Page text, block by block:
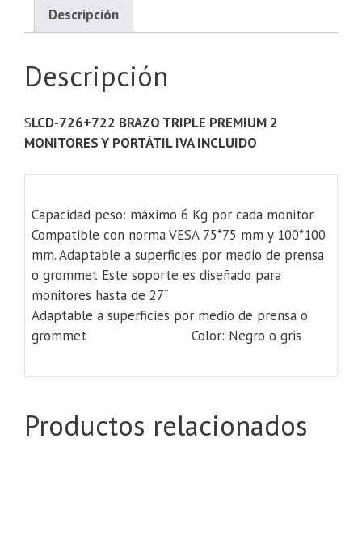
Descripción
Descripción
SLCD-726+722 BRAZO TRIPLE PREMIUM 2
MONITORES Y PORTÁTIL IVA INCLUIDO
Capacidad peso: máximo 6 Kg por cada monitor.
Compatible con norma VESA 75*75 mm y 100*100
mm. Adaptable a superficies por medio de prensa
o grommet Este soporte es diseñado para
monitores hasta de 27¨
Adaptable a superficies por medio de prensa o
grommet Color: Negro o gris
Productos relacionados